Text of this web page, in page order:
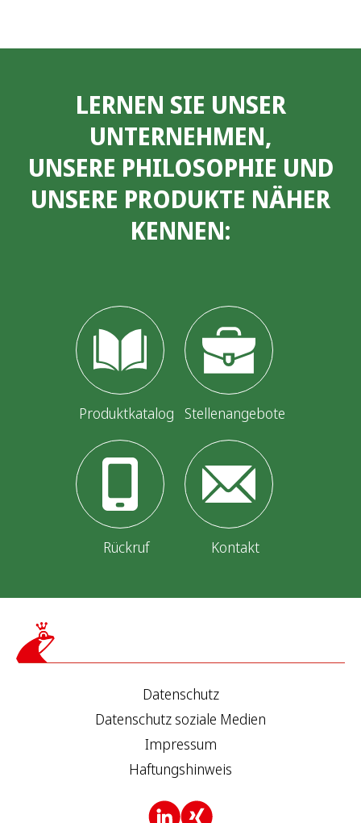
LERNEN SIE UNSER
UNTERNEHMEN,
UNSERE PHILOSOPHIE UND
UNSERE PRODUKTE NÄHER
KENNEN:
Produktkatalog Stellenangebote
Rückruf Kontakt
Datenschutz
Datenschutz soziale Medien
Impressum
Haftungshinweis